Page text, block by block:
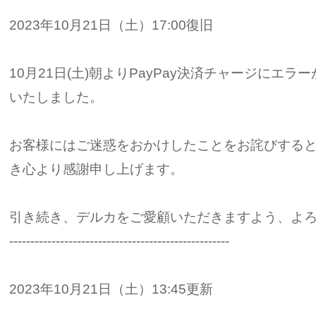
2023年10月21日（土）17:00復旧
10月21日(土)朝よりPayPay決済チャージにエラ
いたしました。
お客様にはご迷惑をおかけしたことをお詫びする
き心より感謝申し上げます。
引き続き、デルカをご愛顧いただきますよう、よ
----------------------------------------------------
2023年10月21日（土）13:45更新